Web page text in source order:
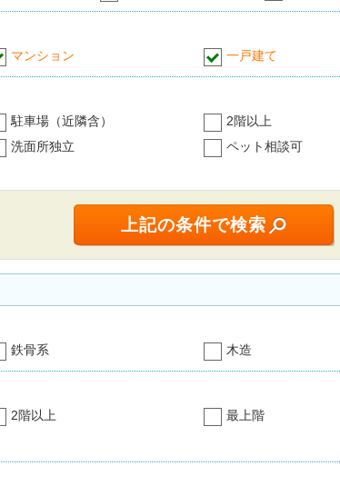
マンション 一戸建て
駐車場（近隣含） 2階以上
洗面所独立 ペット相談可
鉄骨系 木造
2階以上 最上階